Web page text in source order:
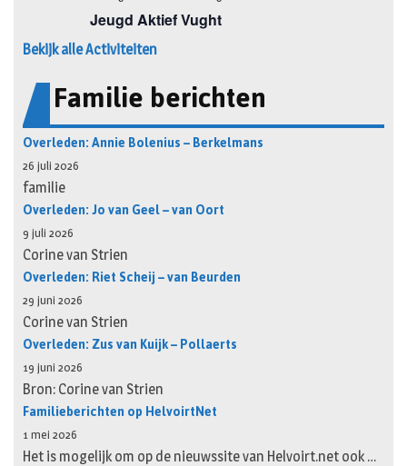
Bekijk alle Activiteiten
Familie berichten
Overleden: Annie Bolenius – Berkelmans
26 juli 2026
familie
Overleden: Jo van Geel – van Oort
9 juli 2026
Corine van Strien
Overleden: Riet Scheij – van Beurden
29 juni 2026
Corine van Strien
Overleden: Zus van Kuijk – Pollaerts
19 juni 2026
Bron: Corine van Strien
Familieberichten op HelvoirtNet
1 mei 2026
Het is mogelijk om op de nieuwssite van Helvoirt.net ook …